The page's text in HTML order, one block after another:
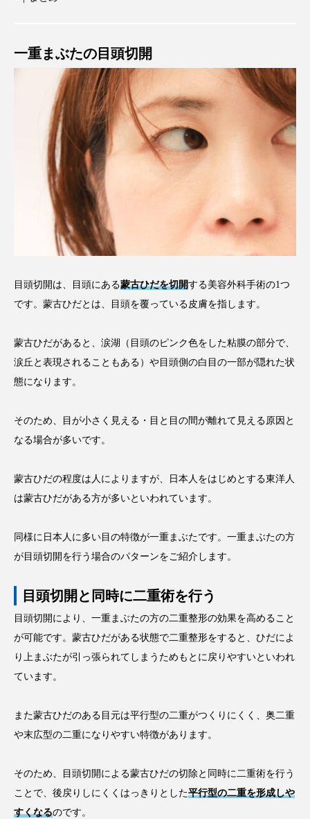
一重まぶたの目頭切開
目頭切開は、目頭にある蒙古ひだを切開する美容外科手術の1つ
です。蒙古ひだとは、目頭を覆っている皮膚を指します。
蒙古ひだがあると、涙湖（目頭のピンク色をした粘膜の部分で、
涙丘と表現されることもある）や目頭側の白目の一部が隠れた状
態になります。
そのため、目が小さく見える・目と目の間が離れて見える原因と
なる場合が多いです。
蒙古ひだの程度は人によりますが、日本人をはじめとする東洋人
は蒙古ひだがある方が多いといわれています。
同様に日本人に多い目の特徴が一重まぶたです。一重まぶたの方
が目頭切開を行う場合のパターンをご紹介します。
目頭切開と同時に二重術を行う
目頭切開により、一重まぶたの方の二重整形の効果を高めること
が可能です。蒙古ひだがある状態で二重整形をすると、ひだによ
り上まぶたが引っ張られてしまうためもとに戻りやすいといわれ
ています。
また蒙古ひだのある目元は平行型の二重がつくりにくく、奥二重
や末広型の二重になりやすい特徴があります。
そのため、目頭切開による蒙古ひだの切除と同時に二重術を行う
ことで、後戻りしにくくはっきりとした平行型の二重を形成しや
すくなるのです。